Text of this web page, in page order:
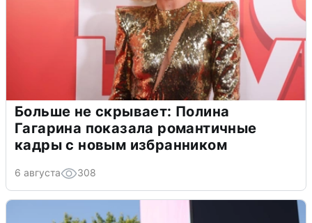
Больше не скрывает: Полина
Гагарина показала романтичные
кадры с новым избранником
6 августа 308